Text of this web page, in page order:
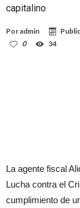
capitalino
Poradmin
0
34
La agente fiscal
Lucha contra el
cumplimiento de